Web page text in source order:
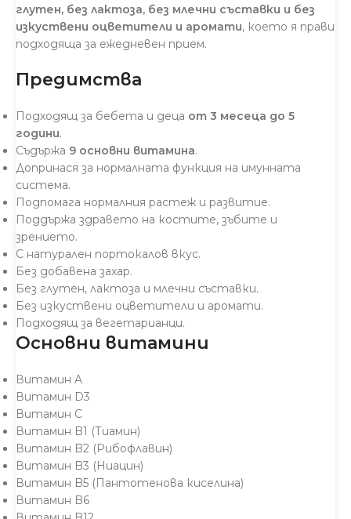
глутен, без лактоза, без млечни съставки и без
изкуствени оцветители и аромати, което я прави
подходяща за ежедневен прием.
Предимства
Подходящ за бебета и деца от 3 месеца до 5
години.
Съдържа 9 основни витамина.
Допринася за нормалната функция на имунната
система.
Подпомага нормалния растеж и развитие.
Поддържа здравето на костите, зъбите и
зрението.
С натурален портокалов вкус.
Без добавена захар.
Без глутен, лактоза и млечни съставки.
Без изкуствени оцветители и аромати.
Подходящ за вегетарианци.
Основни витамини
Витамин A
Витамин D3
Витамин C
Витамин B1 (Тиамин)
Витамин B2 (Рибофлавин)
Витамин B3 (Ниацин)
Витамин B5 (Пантотенова киселина)
Витамин B6